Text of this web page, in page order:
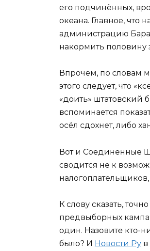
его подчинённых,
океана. Главное,
администрацию
накормить половину
Впрочем, по словам
этого следует, что
«доить» штатовский
вспоминается
осёл сдохнет, либо
Вот и Соединённые
сводится не к
К слову сказать,
предвыборных
один. Назовите кто-
было? И Новости Ру в